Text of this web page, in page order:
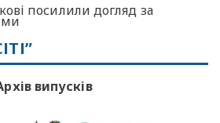
посилили догляд за
випусків